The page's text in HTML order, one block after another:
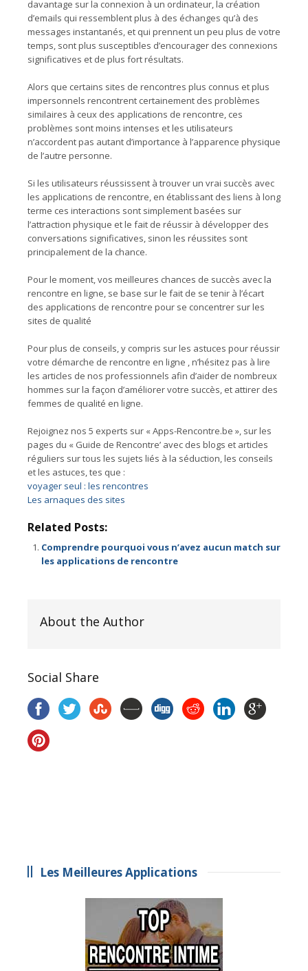
davantage sur la connexion à un ordinateur, la création
d’emails qui ressemblent plus à des échanges qu’à des
messages instantanés, et qui prennent un peu plus de votre
temps, sont plus susceptibles d’encourager des connexions
significatives et de plus fort résultats.
Alors que certains sites de rencontres plus connus et plus
impersonnels rencontrent certainement des problèmes
similaires à ceux des applications de rencontre, ces
problèmes sont moins intenses et les utilisateurs
n’accordent pas autant d’importance à l’apparence physique
de l’autre personne.
Si les utilisateurs réussissent à trouver un vrai succès avec
les applications de rencontre, en établissant des liens à long
terme ces interactions sont simplement basées sur
l’attraction physique et le fait de réussir à développer des
conversations significatives, sinon les réussites sont
principalement de la chance.
Pour le moment, vos meilleures chances de succès avec la
rencontre en ligne, se base sur le fait de se tenir à l’écart
des applications de rencontre pour se concentrer sur les
sites de qualité
Pour plus de conseils, y compris sur les astuces pour réussir
votre démarche de rencontre en ligne , n’hésitez pas à lire
les articles de nos professionnels afin d’aider de nombreux
hommes sur la façon d’améliorer votre succès, et attirer des
femmes de qualité en ligne.
Rejoignez nos 5 experts sur « Apps-Rencontre.be », sur les
pages du « Guide de Rencontre’ avec des blogs et articles
réguliers sur tous les sujets liés à la séduction, les conseils
et les astuces, tes que :
voyager seul : les rencontres
Les arnaques des sites
Related Posts:
Comprendre pourquoi vous n’avez aucun match sur
les applications de rencontre
About the Author
Social Share
Les Meilleures Applications